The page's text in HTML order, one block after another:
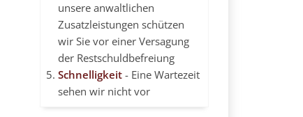
unsere anwaltlichen
Zusatzleistungen schützen
wir Sie vor einer Versagung
der Restschuldbefreiung
Schnelligkeit - Eine Wartezeit
sehen wir nicht vor